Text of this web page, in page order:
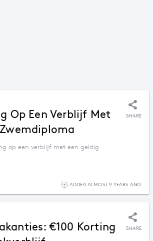
Op Een Verblijf Met
SHARE
op een verblijf met een geldig
ADDED ALMOST 9 YEARS AGO
€100 Korting
SHARE